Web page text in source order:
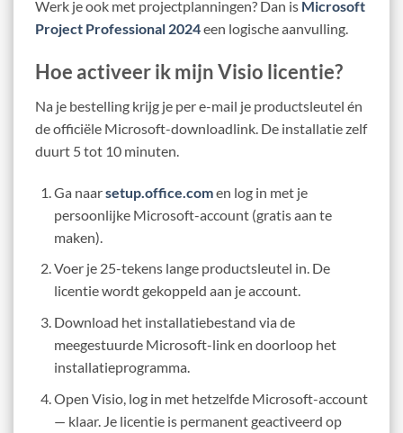
Werk je ook met projectplanningen? Dan is Microsoft
Project Professional 2024een logische aanvulling.
Hoe activeer ik mijn Visio licentie?
Na je bestelling krijg je per e-mail je productsleutel én
de officiële Microsoft-downloadlink. De installatie zelf
duurt 5 tot 10 minuten.
Ga naarsetup.office.comen log in met je
persoonlijke Microsoft-account (gratis aan te
maken).
Voer je 25-tekens lange productsleutel in. De
licentie wordt gekoppeld aan je account.
Download het installatiebestand via de
meegestuurde Microsoft-link en doorloop het
installatieprogramma.
Open Visio, log in met hetzelfde Microsoft-account
— klaar. Je licentie is permanent geactiveerd op